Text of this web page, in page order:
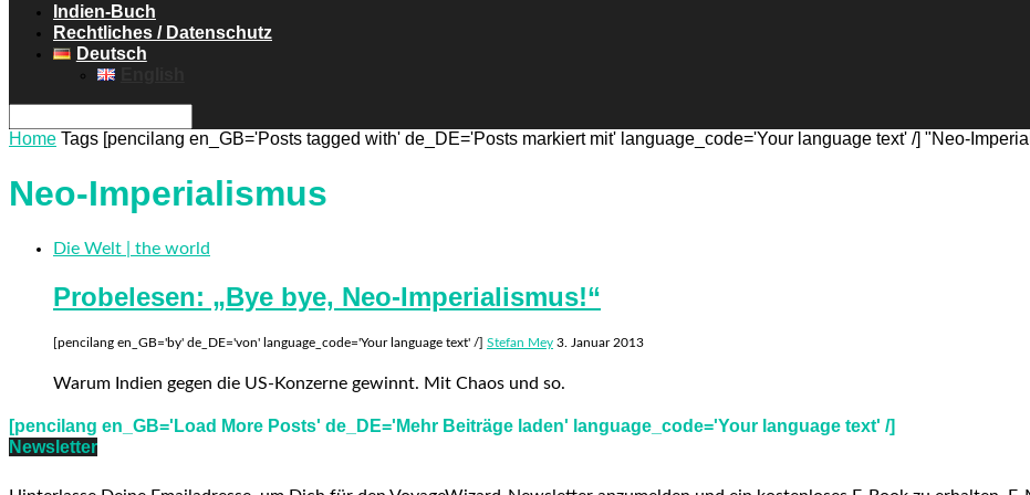
Indien-Buch
Rechtliches / Datenschutz
Deutsch
Home Tags [pencilang en_GB='Posts tagged with' de_DE='Posts markiert mit' language_code='Your language text' /] "Neo-
Neo-Imperialismus
Die Welt | the world
Probelesen: „Bye bye, Neo-Imperialismus!“
[pencilang en_GB='by' de_DE='von' language_code='Your language text' /] Stefan Mey 3. Januar 2013
Warum Indien gegen die US-Konzerne gewinnt. Mit Chaos und so.
[pencilang en_GB='Load More Posts' de_DE='Mehr Beiträge laden' language_code='Your language text' /]
Newsletter